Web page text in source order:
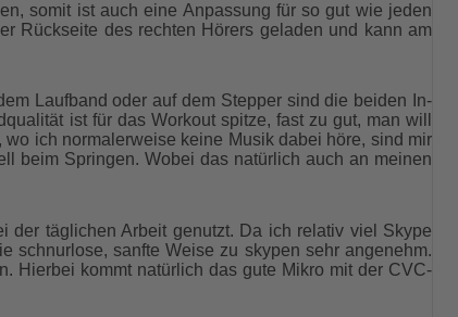
somit ist auch eine Anpassung für so gut wie jeden
Rückseite des rechten Hörers geladen und kann am
Laufband oder auf dem Stepper sind die beiden In-
ist für das Workout spitze, fast zu gut, man will
ich normalerweise keine Musik dabei höre, sind mir
beim Springen. Wobei das natürlich auch an meinen
der täglichen Arbeit genutzt. Da ich relativ viel Skype
schnurlose, sanfte Weise zu skypen sehr angenehm.
Hierbei kommt natürlich das gute Mikro mit der CVC-